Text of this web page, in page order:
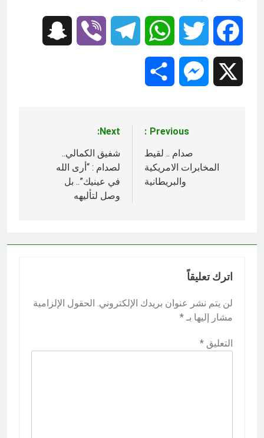
Facebook
Twitter
WhatsApp
Telegram
Viber
Messenger
المقالات
Previous:
صدام .. لقيط
المخابرات الامريكية
والبريطانية
Next:
شفيق الكمالي..
لصدام : “أرى الله
في عينيك”.. بل
وصل لتأليهه
اترك تعليقاً
لن يتم نشر عنوان بريدك الإلكتروني. الحقول الإلزامية
مشار إليها بـ *
التعليق *